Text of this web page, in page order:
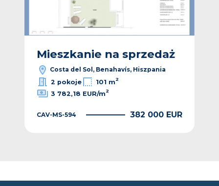
Mieszkanie na sprzedaż
Costa del Sol, Benahavís, Hiszpania
2 pokoje
101 m2
3 782,18 EUR/m2
CAV-MS-594 382 000 EUR